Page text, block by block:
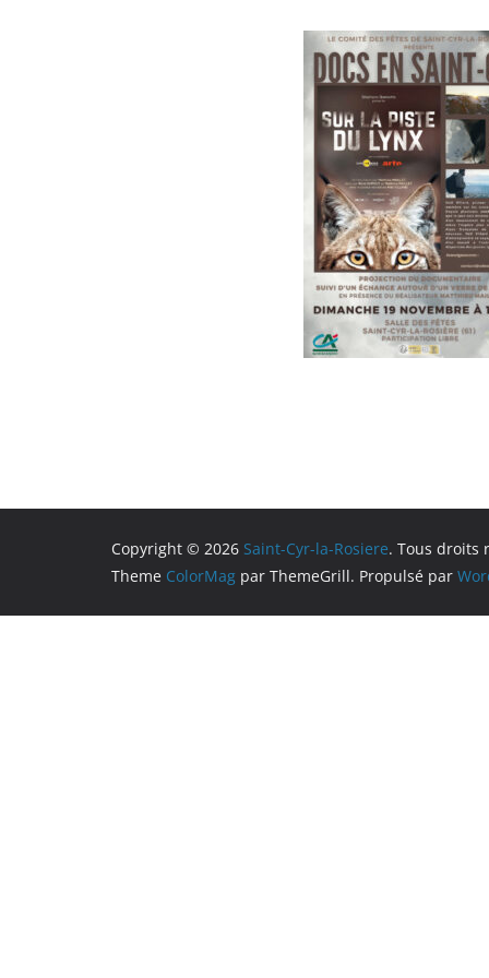
Copyright © 2026 Saint-Cyr-la-Rosiere. Tous droits
Theme ColorMag par ThemeGrill. Propulsé par